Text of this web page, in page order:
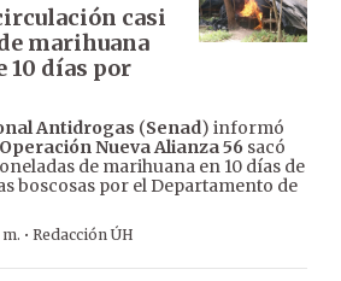
casi
marihuana
10 días por
Antidrogas (Senad) informó
Operación Nueva Alianza 56 sacó
de marihuana en 10 días de
boscosas por el Departamento de
· Redacción ÚH